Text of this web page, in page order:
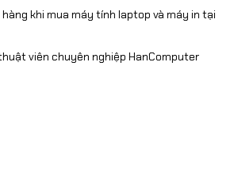
khi mua máy tính laptop và máy in tại
viên chuyên nghiệp HanComputer